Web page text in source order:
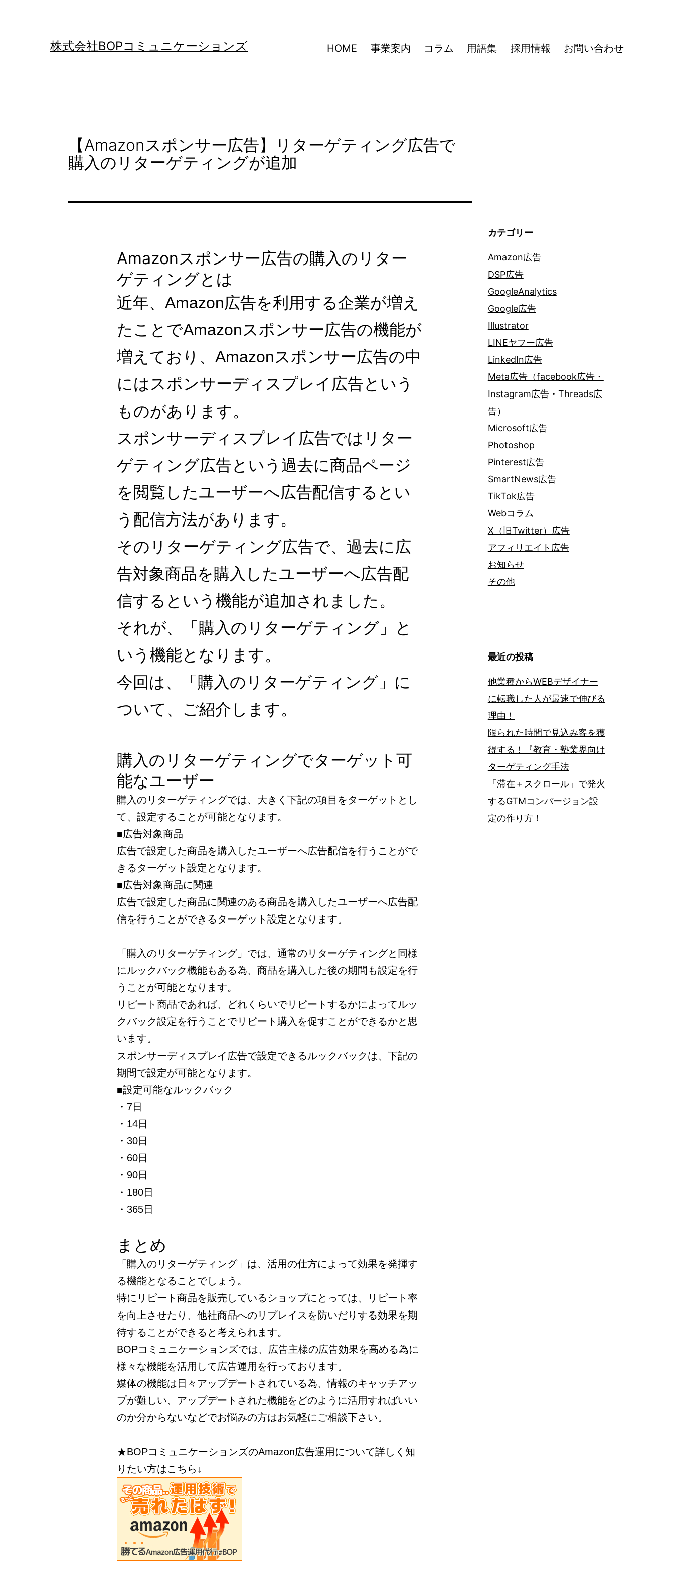
株式会社BOPコミュニケーションズ HOME 事業案内 コラム 用語集 採用情報 お問い合わせ
【Amazonスポンサー広告】リターゲティング広告で
購入のリターゲティングが追加
Amazonスポンサー広告の購入のリター
ゲティングとは
近年、Amazon広告を利用する企業が増え
たことでAmazonスポンサー広告の機能が
増えており、Amazonスポンサー広告の中
にはスポンサーディスプレイ広告という
ものがあります。
スポンサーディスプレイ広告ではリター
ゲティング広告という過去に商品ページ
を閲覧したユーザーへ広告配信するとい
う配信方法があります。
そのリターゲティング広告で、過去に広
告対象商品を購入したユーザーへ広告配
信するという機能が追加されました。
それが、「購入のリターゲティング」と
いう機能となります。
今回は、「購入のリターゲティング」に
ついて、ご紹介します。
購入のリターゲティングでターゲット可
能なユーザー
購入のリターゲティングでは、大きく下記の項目をターゲットとし
て、設定することが可能となります。
■広告対象商品
広告で設定した商品を購入したユーザーへ広告配信を行うことがで
きるターゲット設定となります。
■広告対象商品に関連
広告で設定した商品に関連のある商品を購入したユーザーへ広告配
信を行うことができるターゲット設定となります。
「購入のリターゲティング」では、通常のリターゲティングと同様
にルックバック機能もある為、商品を購入した後の期間も設定を行
うことが可能となります。
リピート商品であれば、どれくらいでリピートするかによってルッ
クバック設定を行うことでリピート購入を促すことができるかと思
います。
スポンサーディスプレイ広告で設定できるルックバックは、下記の
期間で設定が可能となります。
■設定可能なルックバック
・7日
・14日
・30日
・60日
・90日
・180日
・365日
まとめ
「購入のリターゲティング」は、活用の仕方によって効果を発揮す
る機能となることでしょう。
特にリピート商品を販売しているショップにとっては、リピート率
を向上させたり、他社商品へのリプレイスを防いだりする効果を期
待することができると考えられます。
BOPコミュニケーションズでは、広告主様の広告効果を高める為に
様々な機能を活用して広告運用を行っております。
媒体の機能は日々アップデートされている為、情報のキャッチアッ
プが難しい、アップデートされた機能をどのように活用すればいい
のか分からないなどでお悩みの方はお気軽にご相談下さい。
★BOPコミュニケーションズのAmazon広告運用について詳しく知
りたい方はこちら↓
カテゴリー
Amazon広告
DSP広告
GoogleAnalytics
Google広告
Illustrator
LINEヤフー広告
LinkedIn広告
Meta広告（facebook広告・
Instagram広告・Threads広
告）
Microsoft広告
Photoshop
Pinterest広告
SmartNews広告
TikTok広告
Webコラム
X（旧Twitter）広告
アフィリエイト広告
お知らせ
その他
最近の投稿
他業種からWEBデザイナー
に転職した人が最速で伸びる
理由！
限られた時間で見込み客を獲
得する！『教育・塾業界向け
ターゲティング手法
「滞在＋スクロール」で発火
するGTMコンバージョン設
定の作り方！